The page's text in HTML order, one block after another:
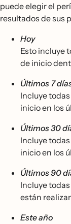
puede elegir el
resultados de sus
Hoy
Esto incluye
de inicio
Últimos 7
Incluye
inicio en los
Últimos 30
Incluye
inicio en los
Últimos 90
Incluye
están
Este año